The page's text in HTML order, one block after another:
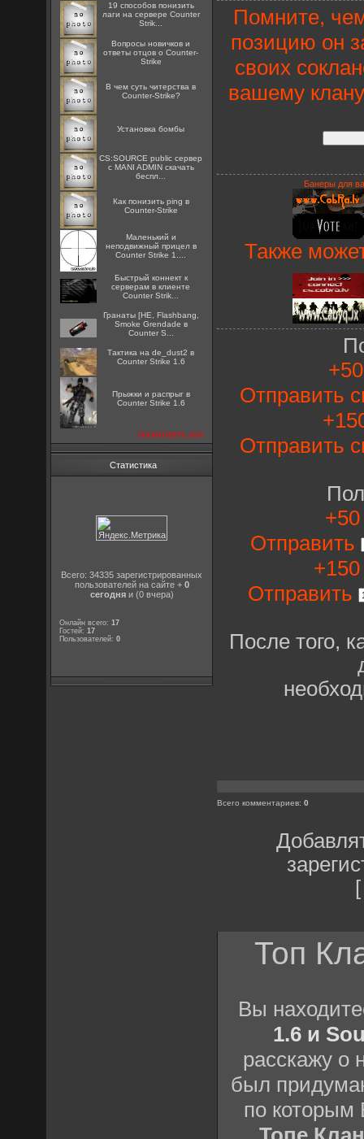
19 способов понизить
лаги на сервере Counter
Strik...
Вопросы новичков и
ответы отцов о Counter-
Strike
В чем суть читерства в
Counter-Strike?
Установка бомбы
CS:SOURCE public сервер
с MANI ADMIN скачать
беспл...
Как понизить ping в
Counter-Strike
Маленький и
неподвижный прицел в
Counter Strike 1....
Быстрый коннект к
серверам в клиенте
Counter Strik...
Гранаты [HE, Flashbang,
Smoke Grendade в
Counter S...
Тактика на de_dust2 в
Counter Strike 1.6
Прыжки и распрыг в
Counter Strike 1.6
посмотреть все
Статистика
Всего: 34335 зарегистрированных
пользователей на сайте + 0
сегодняи (0 вчера)
Онлайн всего:17
Гостей:17
Пользователей:0
Помните,
позицию он
своих
вашему
Банеры для
Также
Отправить
Отправить
Отправить
Отправить
После того,
Всего комментариев:0
Топ
Вы
1.6 и
расскажу о
был
по